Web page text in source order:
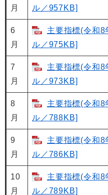
月
ル／957KB]
6
月
主要指標(令和8
ル／975KB]
7
月
主要指標(令和8
ル／973KB]
8
月
主要指標(令和8
ル／788KB]
9
月
主要指標(令和8
ル／786KB]
10
月
主要指標(令和8
ル／789KB]